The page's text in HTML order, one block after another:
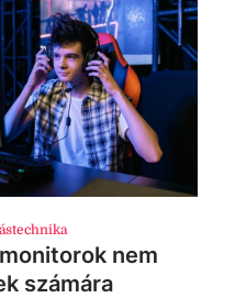
nem
számára